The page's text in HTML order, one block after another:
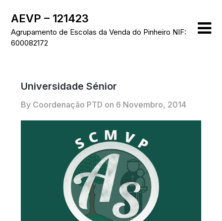
content
AEVP – 121423
Agrupamento de Escolas da Venda do Pinheiro NIF:
600082172
Universidade Sénior
By Coordenação PTD on 6 Novembro, 2014